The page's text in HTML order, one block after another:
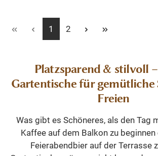
Seite
1 Seite
2
Platzsparend & stilvoll
Gartentische für gemütliche
Freien
Was gibt es Schöneres, als den Tag
Kaffee auf dem Balkon zu
Feierabendbier auf der Terrasse